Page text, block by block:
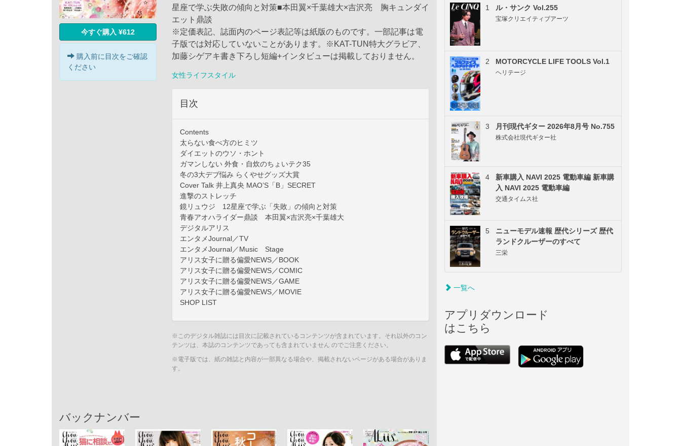
今すぐ購入 ¥612
購入前に目次をご確認
ください
星座で学ぶ失敗の傾向と対策■本田翼×千葉雄大×吉沢亮 胸キュンダイ
エット鼎談
※定価表記、誌面内のページ表記等は紙版のものです。一部記事は電
子版では対応していないことがあります。※KAT-TUN特大グラビア、
加藤シゲアキ書き下ろし短編+インタビューは掲載しておりません。
女性ライフスタイル
目次
Contents
太らない食べ方のヒミツ
ダイエットのウソ・ホント
ガマンしない 外食・自炊のちょいテク35
冬の3大デブ悩み らくやせグッズ大賞
Cover Talk 井上真央 MAO’S「B」SECRET
進撃のストレッチ
鏡リュウジ 12星座で学ぶ「失敗」の傾向と対策
青春アオハライダー鼎談 本田翼×吉沢亮×千葉雄大
デジタルアリス
エンタメJournal／TV
エンタメJournal／Music Stage
アリス女子に贈る偏愛NEWS／BOOK
アリス女子に贈る偏愛NEWS／COMIC
アリス女子に贈る偏愛NEWS／GAME
アリス女子に贈る偏愛NEWS／MOVIE
SHOP LIST
※このデジタル雑誌には目次に記載されているコンテンツが含まれています。それ以外のコン
テンツは、本誌のコンテンツであっても含まれていません のでご注意ください。
※電子版では、紙の雑誌と内容が一部異なる場合や、掲載されないページがある場合がありま
す。
バックナンバー
1 ル・サンク Vol.255
宝塚クリエイティブアーツ
2 MOTORCYCLE LIFE TOOLS Vol.1
ヘリテージ
3 月刊現代ギター 2026年8月号 No.755
株式会社現代ギター社
4
新車購入 NAVI 2025 電動車編 新車購
入 NAVI 2025 電動車編
交通タイムス社
5
ニューモデル速報 歴代シリーズ 歴代
ランドクルーザーのすべて
三栄
一覧へ
アプリダウンロード
はこちら